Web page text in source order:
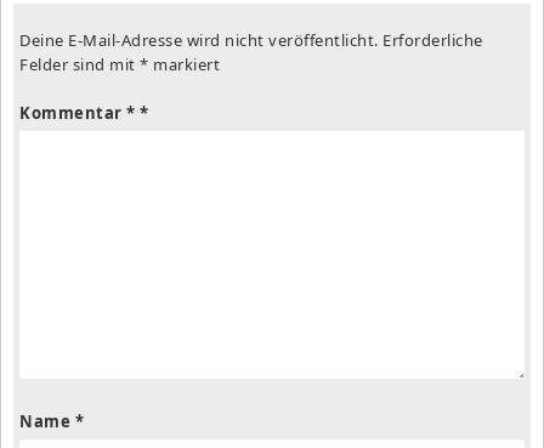
Deine E-Mail-Adresse wird nicht veröffentlicht. Erforderliche
Felder sind mit * markiert
Kommentar *
Name *